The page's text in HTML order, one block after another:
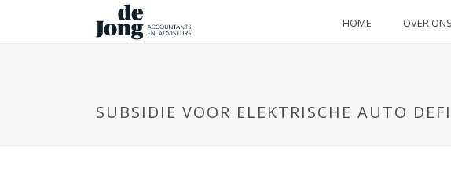
HOME OVER ONS
SUBSIDIE VOOR ELEKTRISCHE AUTO